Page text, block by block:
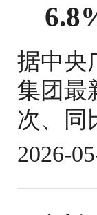
据中央
集团最
次、同
2026-